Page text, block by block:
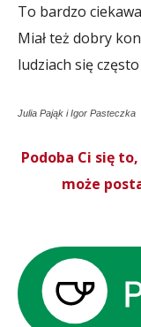
To bardzo
Miał też dobry
ludziach się
Julia Pająk i Igor Pasteczka
Podoba Ci się
może